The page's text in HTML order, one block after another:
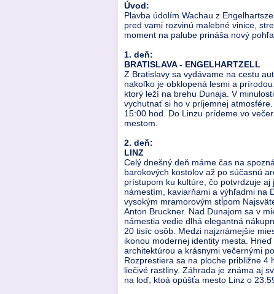
Úvod:
Plavba údolím Wachau z
pred vami rozvinú malebné vinice,
moment na palube prináša nový
1. deň:
BRATISLAVA - ENGELHARTZELL
Z Bratislavy sa vydávame na cestu
nakoľko je obklopená lesmi a
ktorý leží na brehu Dunaja. V
vychutnať si ho v príjemnej
15:00 hod. Do Linzu prídeme vo
mestom.
2. deň:
LINZ
Celý dnešný deň máme čas na
barokových kostolov až po súčasnú
prístupom ku kultúre, čo potvrdzuje
námestím, kaviarňami a výhľadmi na
vysokým mramorovým stĺpom
Anton Bruckner. Nad Dunajom sa v
námestia vedie dlhá elegantná
20 tisíc osôb. Medzi najznámejšie
ikonou modernej identity mesta.
architektúrou a krásnymi večernými
Rozprestiera sa na ploche približne 4
liečivé rastliny. Záhrada je známa aj
na loď, ktoá opúšťa mesto Linz o